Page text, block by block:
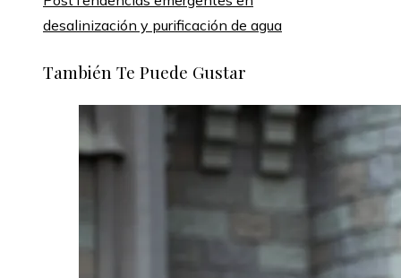
desalinización y purificación de agua
También Te Puede Gustar